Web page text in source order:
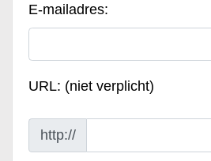
E-mailadres:
URL: (niet verplicht)
http://